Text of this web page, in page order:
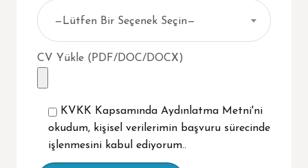
—Lütfen Bir Seçenek Seçin—
CV Yükle (PDF/DOC/DOCX)
KVKK Kapsamında Aydınlatma Metni'ni
okudum, kişisel verilerimin başvuru sürecinde
işlenmesini kabul ediyorum..